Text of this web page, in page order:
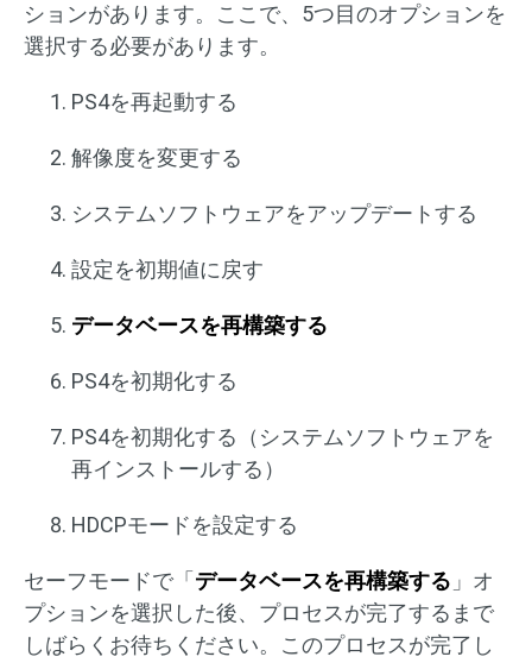
ションがあります。ここで、5つ目のオプションを
選択する必要があります。
PS4を再起動する
解像度を変更する
システムソフトウェアをアップデートする
設定を初期値に戻す
データベースを再構築する
PS4を初期化する
PS4を初期化する（システムソフトウェアを
再インストールする）
HDCPモードを設定する
セーフモードで「 データベースを再構築する 」オ
プションを選択した後、プロセスが完了するまで
しばらくお待ちください。このプロセスが完了し